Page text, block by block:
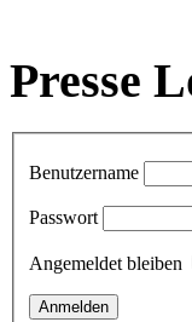
Presse
Benutzername
Passwort
Angemeldet bleiben